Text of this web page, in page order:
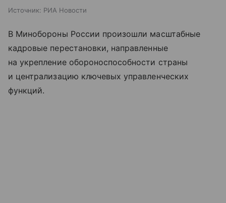
Источник: РИА Новости
В Минобороны России произошли масштабные
кадровые перестановки, направленные
на укрепление обороноспособности страны
и централизацию ключевых управленческих
функций.